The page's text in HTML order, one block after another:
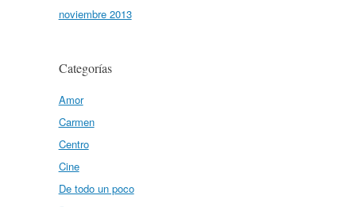
noviembre 2013
Categorías
Amor
Carmen
Centro
Cine
De todo un poco